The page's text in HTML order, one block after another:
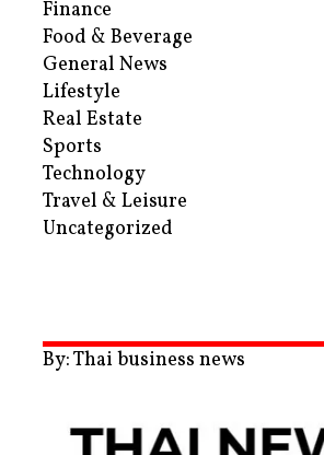
Finance
Food & Beverage
General News
Lifestyle
Real Estate
Sports
Technology
Travel & Leisure
Uncategorized
By: Thai business news